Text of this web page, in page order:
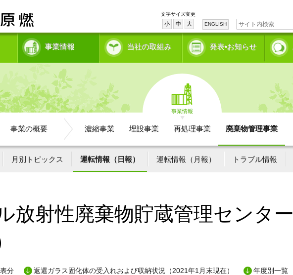
文字サイズ変更
小 中 大 ENGLISH
事業情報 当社の取組み 発表•お知らせ
事業情報
事業の概要 濃縮事業 埋設事業 再処理事業 廃棄物管理事業
月別トピックス 運転情報（日報） 運転情報（月報） トラブル情報
放射性廃棄物貯蔵管理センタ
分 返還ガラス固化体の受入れおよび収納状況（2021年1月末現在） 年度別一覧